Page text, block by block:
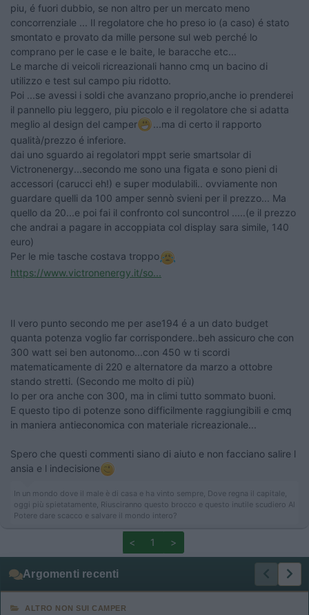
piu, é fuori dubbio, se non altro per un mercato meno
concorrenziale ... Il regolatore che ho preso io (a caso) é stato
smontato e provato da mille persone sul web perché lo
comprano per le case e le baite, le baracche etc...
Le marche di veicoli ricreazionali hanno cmq un bacino di
utilizzo e test sul campo piu ridotto.
Poi ...se avessi i soldi che avanzano proprio,anche io prenderei
il pannello piu leggero, piu piccolo e il regolatore che si adatta
meglio al design del camper
...ma di certo il rapporto
qualità/prezzo é inferiore.
dai uno sguardo ai regolatori mppt serie smartsolar di
Victronenergy...secondo me sono una figata e sono pieni di
accessori (carucci eh!) e super modulabili.. ovviamente non
guardare quelli da 100 amper sennò svieni per il prezzo... Ma
quello da 20...e poi fai il confronto col suncontrol .....(e il prezzo
che andrai a pagare in accoppiata col display sara simile, 140
euro)
Per le mie tasche costava troppo
https://www.victronenergy.it/so...
Il vero punto secondo me per ase194 é a un dato budget
quanta potenza voglio far corrispondere..beh assicuro che con
300 watt sei ben autonomo...con 450 w ti scordi
matematicamente di 220 e alternatore da marzo a ottobre
stando stretti. (Secondo me molto di più)
Io per ora anche con 300, ma in climi tutto sommato buoni.
E questo tipo di potenze sono difficilmente raggiungibili e cmq
in maniera antieconomica con materiale ricreazionale...
Spero che questi commenti siano di aiuto e non facciano salire l
ansia e l indecisione
In un mondo dove il male è di casa e ha vinto sempre, Dove regna il capitale,
oggi più spietatamente, Riusciranno questo brocco e questo inutile scudiero Al
Potere dare scacco e salvare il mondo intero?
< 1 >
Argomenti recenti
ALTRO NON SUI CAMPER